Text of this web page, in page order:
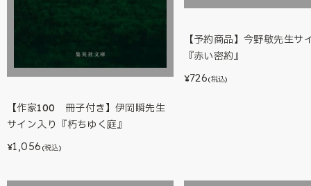
【作家100 冊子付き】伊岡瞬先生
サイン入り『朽ちゆく庭』
¥1,056 (税込)
【予約商品】今野敏先生サ
『赤い密約』
¥726(税込)